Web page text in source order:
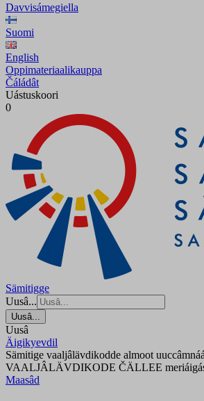
Davvisámegiella
Suomi
English
Oppimateriaalikauppa
Čáládât
Uástuskoori
0
Sämitigge
Uusâ...
Uusâ...
Uusâ
Äigikyevdil
Sämitige vaaljâlävdikodde almoot
VAALJÂLÄVDIKODE ČÄLLEE
Maasâd